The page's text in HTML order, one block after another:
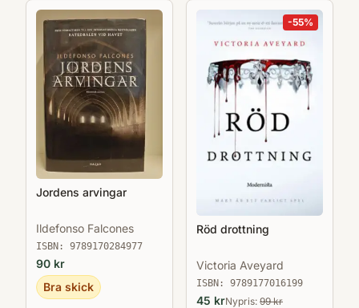
dramatik, framför allt av Henrik Ibsen. 2020
gav Polaris ut hans senaste roman
Renegater, den sista och avslutande delen i
trilogin om Henry Morgan, tillsammans med
de tidigare delarna Gentlemen och
Gangsters.
Jordens arvingar
Ildefonso Falcones
ISBN: 9789170284977
90 kr
Bra skick
-55%
Röd drottning
Victoria Aveyard
ISBN: 9789177016199
45 krNypris: 99kr